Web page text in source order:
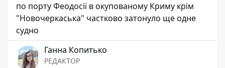
по порту Феодосії в окупованому Криму крім
"Новочеркаська" частково затонуло ще одне
судно
Ганна Копитько
РЕДАКТОР